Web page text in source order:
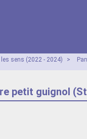
sens (2022 - 2024) >
petit guignol